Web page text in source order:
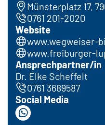
Münsterplatz 17,
0761 201-2020
Website
www.wegweiser-
www.freiburger-
Ansprechpartner/in
Dr. Elke Scheffelt
0761 3689587
Social Media